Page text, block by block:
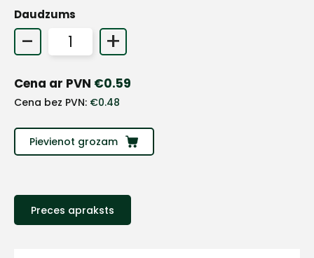
Daudzums
- +
Cena ar PVN €0.59
Cena bez PVN: €0.48
Pievienot grozam
Preces apraksts
+